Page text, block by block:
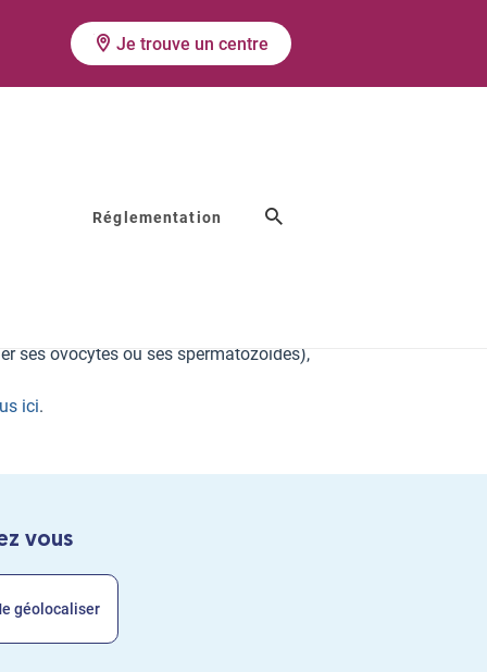
Je trouve un centre
Réglementation
ses ovocytes ou ses spermatozoïdes),
ici.
vous
géolocaliser